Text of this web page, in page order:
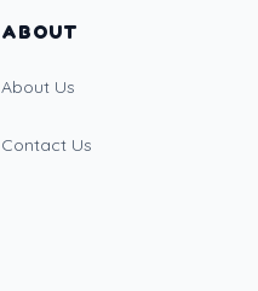
ABOUT
About Us
Contact Us